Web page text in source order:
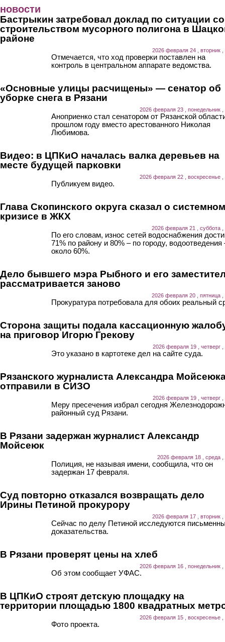
новости
Бастрыкин затребовал доклад по ситуации со
строительством мусорного полигона в
районе
2026 февраля 24 , вторник ,
Отмечается, что ход проверки поставлен на
контроль в центральном аппарате ведомства.
«Основные улицы расчищены» — сенатор об
уборке снега в Рязани
2026 февраля 23 , понедельник ,
Аноприенко стал сенатором от Рязанской
прошлом году вместо арестованного Николая
Любимова.
Видео: в ЦПКиО началась валка деревьев на
месте будущей парковки
2026 февраля 22 , воскресенье ,
Публикуем видео.
Глава Скопинского округа сказал о системном
кризисе в ЖКХ
2026 февраля 21 , суббота ,
По его словам, износ сетей водоснабжения
71% по району и 80% – по городу, водоотведения
около 60%.
Дело бывшего мэра Рыбного и его
рассматривается заново
2026 февраля 20 , пятница ,
Прокуратура потребовала для обоих реальный
Сторона защиты подала кассационную
на приговор Игорю Грекову
2026 февраля 19 , четверг ,
Это указано в картотеке дел на сайте суда.
Рязанского журналиста Александра
отправили в СИЗО
2026 февраля 19 , четверг ,
Меру пресечения избрал сегодня
районный суд Рязани.
В Рязани задержан журналист Александр
Мойсеюк
2026 февраля 18 , среда ,
Полиция, не называя имени, сообщила, что он
задержан 17 февраля.
Суд повторно отказался возвращать дело
Ирины Петиной прокурору
2026 февраля 17 , вторник ,
Сейчас по делу Петиной исследуются
доказательства.
В Рязани проверят цены на хлеб
2026 февраля 16 , понедельник ,
Об этом сообщает УФАС.
В ЦПКиО строят детскую площадку на
территории площадью 1800 квадратных
2026 февраля 15 , воскресенье ,
Фото проекта.